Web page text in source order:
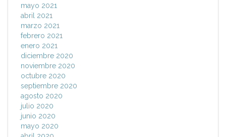
mayo 2021
abril 2021
marzo 2021
febrero 2021
enero 2021
diciembre 2020
noviembre 2020
octubre 2020
septiembre 2020
agosto 2020
julio 2020
junio 2020
mayo 2020